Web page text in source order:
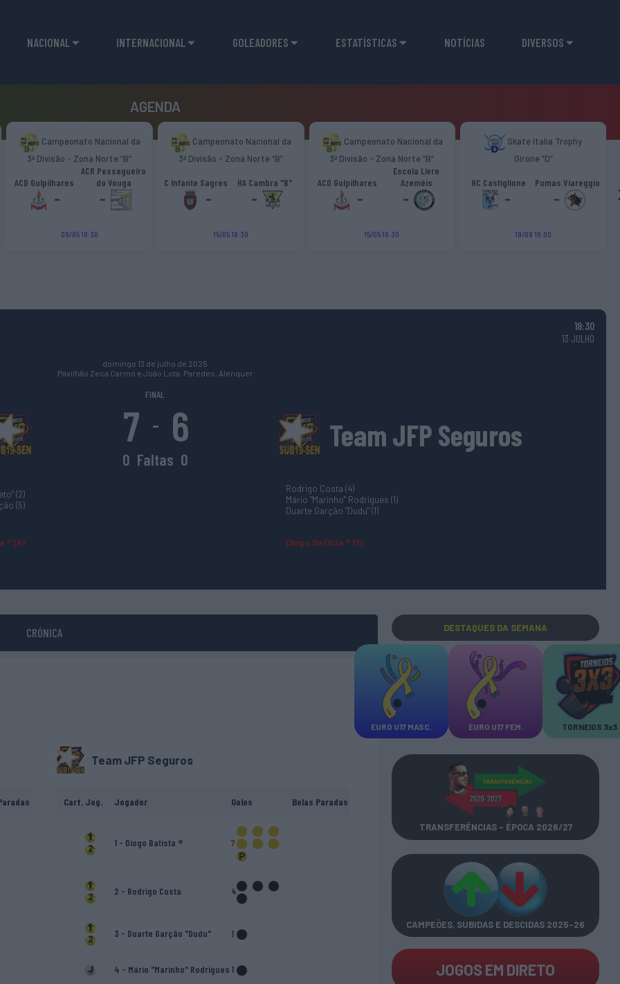
NACIONAL INTERNACIONAL GOLEADORES ESTATÍSTICAS NOTÍCIAS DIVERSOS
AGENDA
Campeonato Nacional da
3ª Divisão - Zona Norte “B”
ACD Gulpilhares
-
ACR Pessegueiro
do Vouga
-
09/05 18:30
Campeonato Nacional da
3ª Divisão - Zona Norte “B”
C Infante Sagres
-
HA Cambra "B"
-
15/05 18:30
Campeonato Nacional da
3ª Divisão - Zona Norte “B”
ACD Gulpilhares
-
Escola Livre
Azeméis
-
15/05 18:30
Skate Italia Trophy
Girone “D”
HC Castiglione
-
Pumas Viareggio
-
19/09 18:00
18:30
13 JULHO
domingo 13 de julho de 2025
Pavilhão Zeca Carmo e João Lota, Paredes, Alenquer
FINAL
7 - 6
0 Faltas 0
Team JFP Seguros
(2)
(5)
Rodrigo Costa (4)
Mário "Marinho" Rodrigues (1)
Duarte Garção "Dudu" (1)
® (6) Diogo Batista ® (7)
CRÓNICA
Team JFP Seguros
Cart. Jog. Jogador Golos Bolas Paradas
1 - Diogo Batista ® 7
2 - Rodrigo Costa 4
3 - Duarte Garção "Dudu" 1
4 - Mário "Marinho" Rodrigues 1
DESTAQUES DA SEMANA
EURO U17 MASC. EURO U17 FEM. TORNEIOS 3x3
TRANSFERÊNCIAS - ÉPOCA 2026/27
CAMPEÕES, SUBIDAS E DESCIDAS 2025-26
JOGOS EM DIRETO